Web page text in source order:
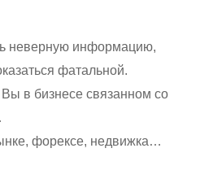
неверную информацию,
фатальной.
в бизнесе связанном со
форексе, недвижка…